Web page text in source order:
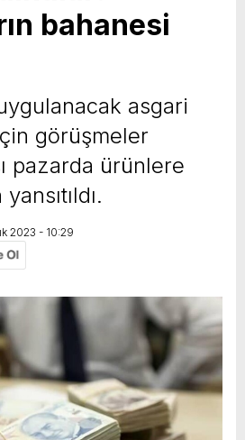
oldu
bahanesi
asgari
görüşmeler
pazarda ürünlere
2023 - 10:29